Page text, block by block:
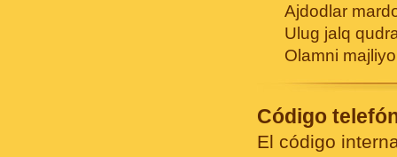
Ajdodlar
Ulug jalq
Olamni
Código
El código